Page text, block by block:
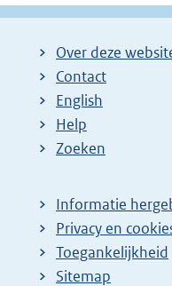
Over deze
Contact
English
Help
Zoeken
Informatie
Privacy en
Toegankelijkheid
Sitemap